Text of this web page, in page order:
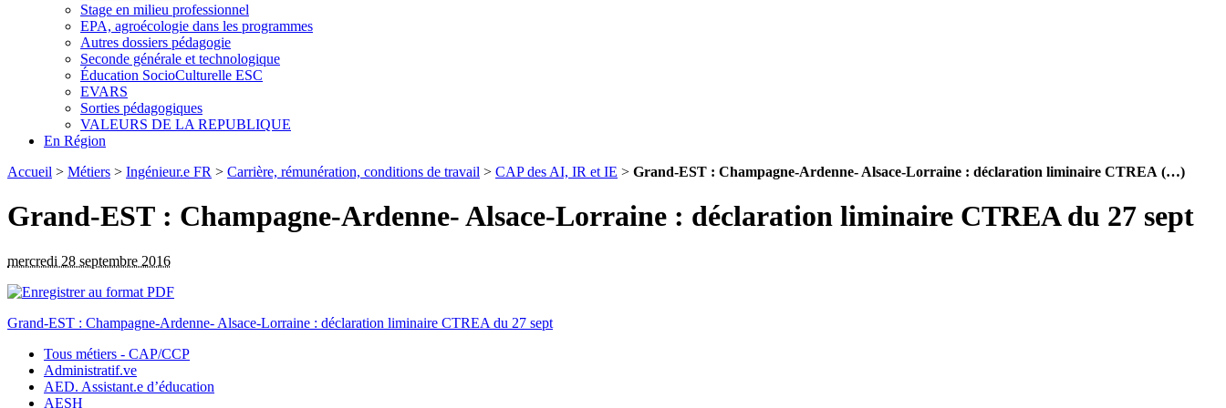
Stage en milieu professionnel
EPA, agroécologie dans les programmes
Autres dossiers pédagogie
Seconde générale et technologique
Éducation SocioCulturelle ESC
EVARS
Sorties pédagogiques
VALEURS DE LA REPUBLIQUE
En Région
Accueil > Métiers > Ingénieur.e FR > Carrière, rémunération, conditions de travail > CAP des AI, IR et IE > Grand-EST : Champagne-Ardenne- Alsace-Lorraine : déclaration liminaire CTREA (…)
Grand-EST : Champagne-Ardenne- Alsace-Lorraine : déclaration liminaire CTREA du 27 sept
mercredi 28 septembre 2016
Grand-EST : Champagne-Ardenne- Alsace-Lorraine : déclaration liminaire CTREA du 27 sept
Tous métiers - CAP/CCP
Administratif.ve
AED. Assistant.e d’éducation
AESH